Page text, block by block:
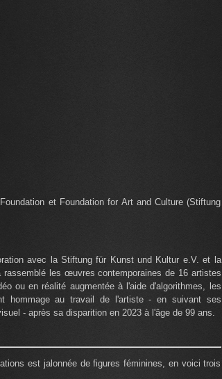
et Foundation for Art and Culture (Stiftung
avec la Stiftung für Kunst und Kultur e.V. et la
rassemblé les œuvres contemporaines de 16 artistes
ou en réalité augmentée à l'aide d'algorithmes, les
hommage au travail de l'artiste - en suivant ses
- après sa disparition en 2023 à l'âge de 99 ans.
est jalonnée de figures féminines, en voici trois